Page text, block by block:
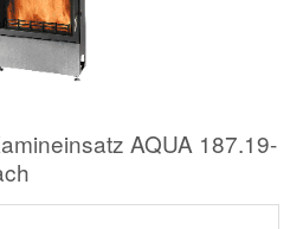
AQUA 187.19-